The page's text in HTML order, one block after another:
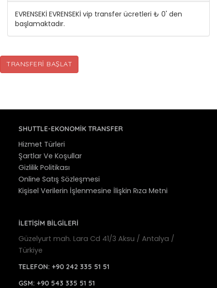
EVRENSEKİ EVRENSEKİ vip transfer ücretleri ₺ 0' den
başlamaktadır.
TRANSFERI BAŞLAT
SHUTTLE-EKONOMIK TRANSFER
Hizmet Türleri
Şartlar Ve Koşullar
Gizlilik Politikası
Online Satış Sözleşmesi
Kişisel Verilerin İşlenmesine İlişkin Rıza Metni
İLETİŞİM BİLGİLERİ
Güzelyurt mah. Lara Cd 41/3 Aksu / Antalya /
Türkiye
TELEFON: +90 242 335 51 51
GSM: +90 543 335 51 51